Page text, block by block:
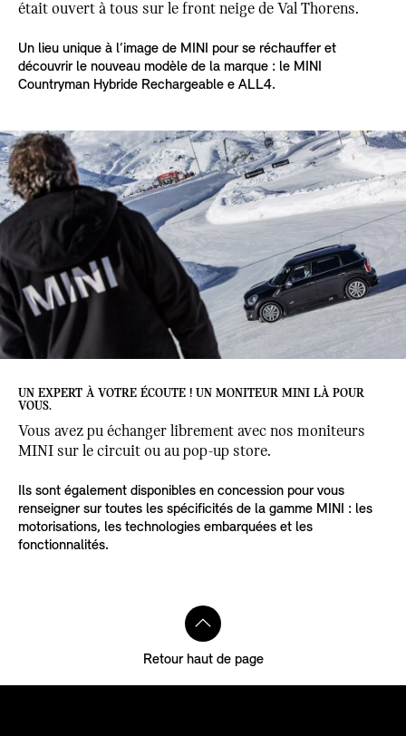
était ouvert à tous sur le front neige de Val Thorens.
Un lieu unique à l’image de MINI pour se réchauffer et
découvrir le nouveau modèle de la marque : le MINI
Countryman Hybride Rechargeable e ALL4.
UN EXPERT À VOTRE ÉCOUTE ! UN MONITEUR MINI LÀ POUR
VOUS.
Vous avez pu échanger librement avec nos moniteurs
MINI sur le circuit ou au pop-up store.
Ils sont également disponibles en concession pour vous
renseigner sur toutes les spécificités de la gamme MINI : les
motorisations, les technologies embarquées et les
fonctionnalités.
Retour haut de page